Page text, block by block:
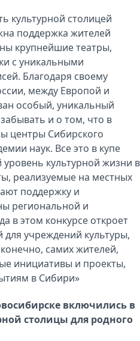
культурной столицей
поддержка жителей
крупнейшие театры,
с уникальными
Благодаря своему
между Европой и
особый, уникальный
и о том, что в
центры Сибирского
наук. Все это в купе
культурной жизни в
реализуемые на местных
поддержку и
региональной и
в этом конкурсе откроет
учреждений культуры,
самих жителей,
инициативы и проекты,
в Сибири»
включились в
столицы для родного